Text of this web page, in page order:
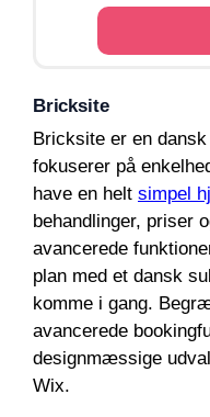
Bricksite
Bricksite er en
fokuserer på
have en helt simpel
behandlinger, priser
avancerede
plan med et dansk
komme i gang.
avancerede
designmæssige
Wix.